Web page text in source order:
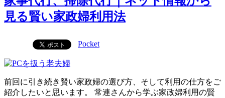
見る賢い家政婦利用法
Pocket
前回に引き続き賢い家政婦の選び方、そして利用の仕方をご
紹介したいと思います。 常連さんから学ぶ家政婦利用の賢